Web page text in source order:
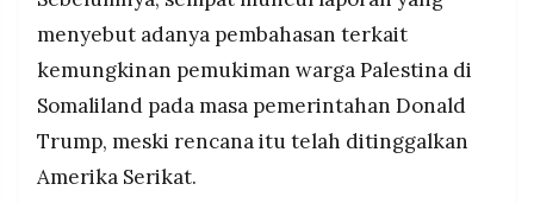
menyebut adanya pembahasan terkait
kemungkinan pemukiman warga Palestina di
Somaliland pada masa pemerintahan Donald
Trump, meski rencana itu telah ditinggalkan
Amerika Serikat.